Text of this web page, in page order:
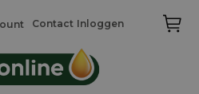
Contact Inloggen